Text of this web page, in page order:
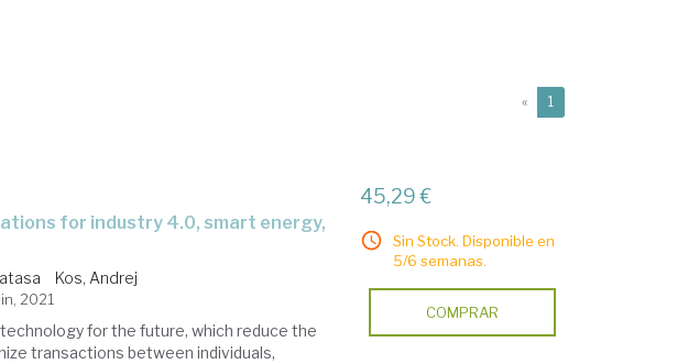
« 1
Kos, Andrej
2021
for the future, which reduce the
transactions between individuals,
45,29 €
Sin Stock. Disponible en
5/6 semanas.
COMPRAR